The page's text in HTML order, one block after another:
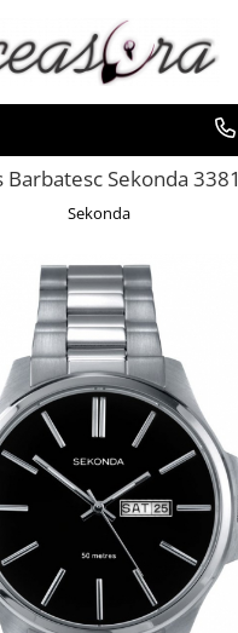
Barbatesc Sekonda 3381
Sekonda